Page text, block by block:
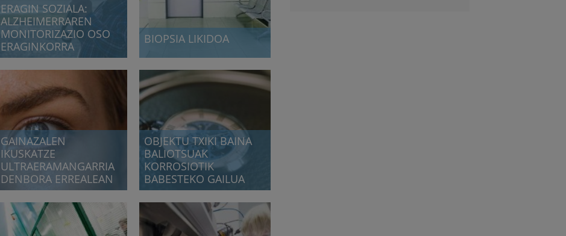
ERAGIN SOZIALA:
ALZHEIMERRAREN
MONITORIZAZIO OSO
ERAGINKORRA
Fase goiztiarreko alzheimerraren
BIOPSIA LIKIDOA
ezartzea
GAINAZALEN
IKUSKATZE
ULTRAERAMANGARRIA
DENBORA ERREALEAN
Gainazal baten akatsen
OBJEKTU TXIKI BAINA
BALIOTSUAK
KORROSIOTIK
BABESTEKO GAILUA
Korrosioa saihesteko konponbide